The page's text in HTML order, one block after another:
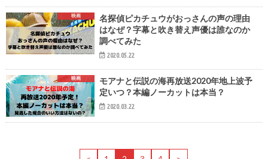
映画
名探偵ピカチュウがおっさんの声の理由
はなぜ？字幕と吹き替え声優は誰なのか
調べてみた
2020.05.22
映画
モアナと伝説の海再放送2020年地上波予
定いつ？本編ノーカットは本当？
2020.03.22